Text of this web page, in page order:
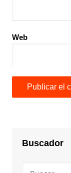
Web
Buscador